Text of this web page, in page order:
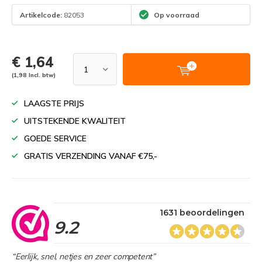
Artikelcode: 82053 Op voorraad
€ 1,64
(1,98 Incl. btw)
LAAGSTE PRIJS
UITSTEKENDE KWALITEIT
GOEDE SERVICE
GRATIS VERZENDING VANAF €75,-
9.2
1631 beoordelingen
“Eerlijk, snel, netjes en zeer competent”